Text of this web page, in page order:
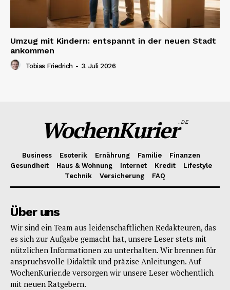
Umzug mit Kindern: entspannt in der neuen Stadt
ankommen
Tobias Friedrich - 3. Juli 2026
WochenKurier.DE
Business Esoterik Ernährung Familie
Finanzen
Gesundheit
Haus & Wohnung Internet Kredit
Lifestyle
Technik
Versicherung FAQ
Über uns
Wir sind ein Team aus leidenschaftlichen Redakteuren, das
es sich zur Aufgabe gemacht hat, unsere Leser stets mit
nützlichen Informationen zu unterhalten. Wir brennen für
anspruchsvolle Didaktik und präzise Anleitungen. Auf
WochenKurier.de versorgen wir unsere Leser wöchentlich
mit neuen Ratgebern.